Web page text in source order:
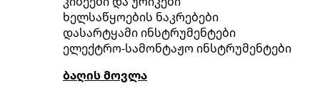
ხელსაწყოების ნაკრებები
დასარტყამი ინსტრუმენტები
ელექტრო-სამონტაჟო ინსტრუმენტები
ბაღის მოვლა